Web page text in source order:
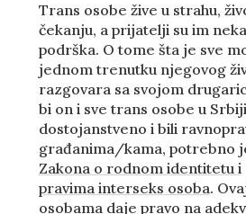
Trans osobe žive u strahu,
čekanju, a prijatelji su im
podrška. O tome šta je sve
jednom trenutku njegovog
razgovara sa svojom
bi on i sve trans osobe u
dostojanstveno i bili
građanima/kama, potrebno
Zakonao rodnom identitetu i
pravima interseks osoba.
osobama daje pravo na